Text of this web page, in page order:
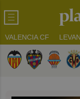
VALENCIA CF